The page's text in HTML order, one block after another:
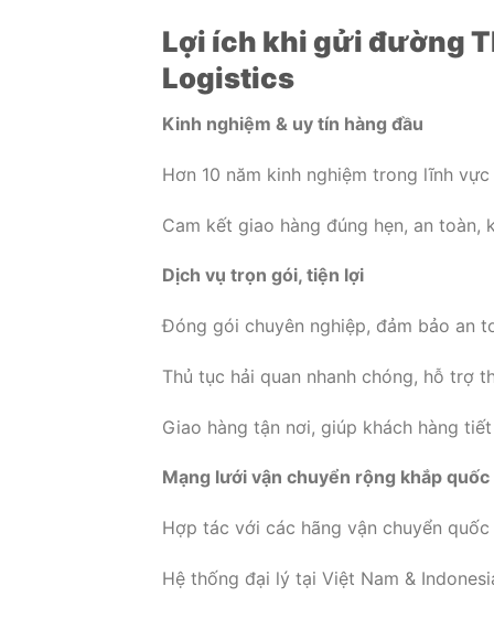
Lợi ích khi gửi đường
Logistics
Kinh nghiệm & uy tín hàng đầu
Hơn 10 năm kinh nghiệm trong lĩnh
Cam kết giao hàng đúng hẹn, an toàn,
Dịch vụ trọn gói, tiện lợi
Đóng gói chuyên nghiệp, đảm bảo an
Thủ tục hải quan nhanh chóng, hỗ trợ
Giao hàng tận nơi, giúp khách hàng
Mạng lưới vận chuyển rộng khắp
Hợp tác với các hãng vận chuyển
Hệ thống đại lý tại Việt Nam &